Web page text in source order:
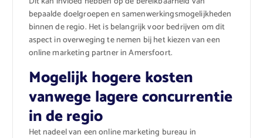
bepaalde doelgroepen en samenwerkingsmogelijkheden
binnen de regio. Het is belangrijk voor bedrijven om dit
aspect in overweging te nemen bij het kiezen van een
online marketing partner in Amersfoort.
Mogelijk hogere kosten
vanwege lagere concurrentie
in de regio
Het nadeel van een online marketing bureau in